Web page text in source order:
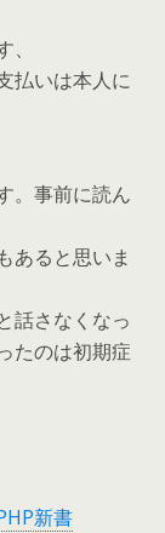
払いは本人に
。事前に読ん
あると思いま
話さなくなっ
たのは初期症
新書